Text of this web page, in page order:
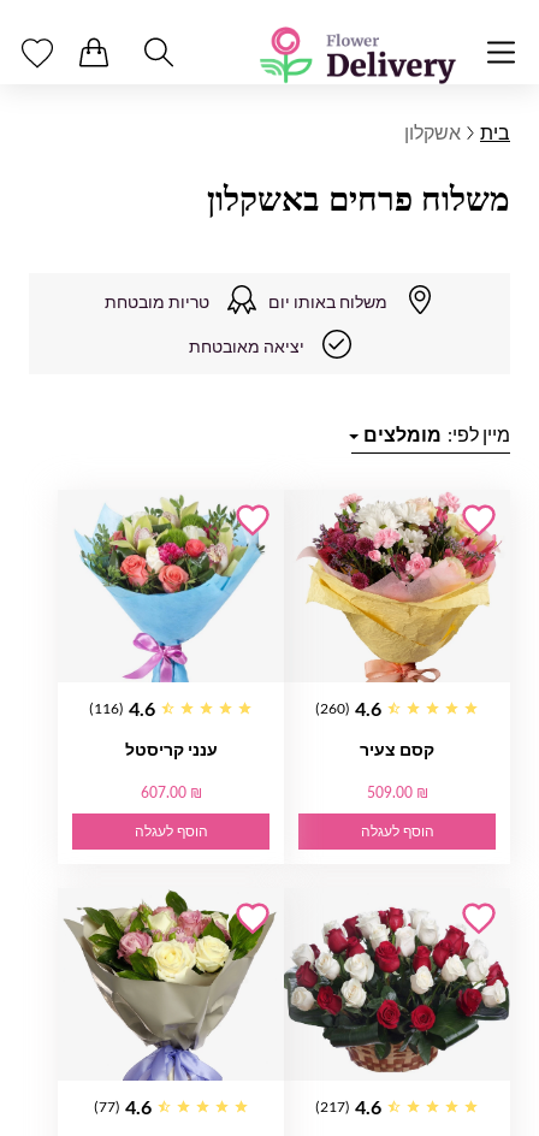
בית אשקלון
משלוח פרחים באשקלון
משלוח באותו יום טריות מובטחת
יציאה מאובטחת
מיין לפי: מומלצים
4.6
(260)
קסם צעיר
509.00 ₪
הוסף לעגלה
4.6
(116)
ענני קריסטל
607.00 ₪
הוסף לעגלה
4.6
(217)
4.6
(77)